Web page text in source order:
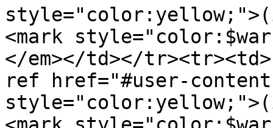
<mark
</em></td></
ref href="#user-